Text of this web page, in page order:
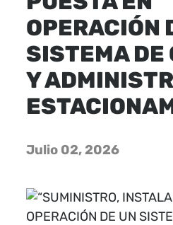
OPERACIÓN
SISTEMA DE
Y
Julio 02, 2026